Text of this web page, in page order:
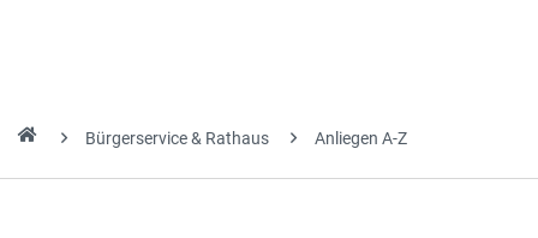
Bürgerservice & Rathaus Anliegen A-Z